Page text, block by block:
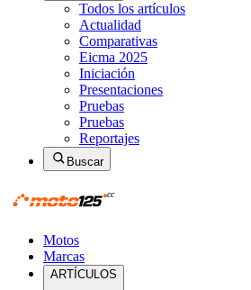
Todos los artículos
Actualidad
Comparativas
Eicma 2025
Iniciación
Presentaciones
Pruebas
Pruebas
Reportajes
Buscar
Motos
Marcas
ARTÍCULOS